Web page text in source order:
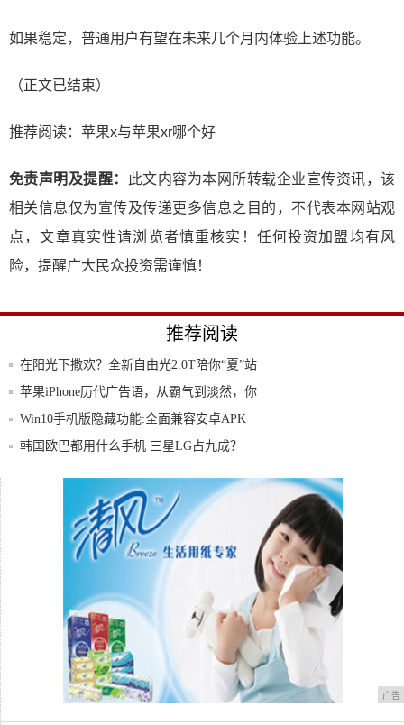
如果稳定，普通用户有望在未来几个月内体验上述功能。
（正文已结束）
推荐阅读： 苹果x与苹果xr哪个好
免责声明及提醒：
此文内容为本网所转载企业宣传资讯，该
相关信息仅为宣传及传递更多信息之目的，不代表本网站观
点，文章真实性请浏览者慎重核实！任何投资加盟均有风
险，提醒广大民众投资需谨慎！
推荐阅读
在阳光下撒欢？全新自由光2.0T陪你“夏”站
苹果iPhone历代广告语，从霸气到淡然，你
Win10手机版隐藏功能:全面兼容安卓APK
韩国欧巴都用什么手机 三星LG占九成？
360杀毒软件免费用，就靠这招，让360数钱
广告